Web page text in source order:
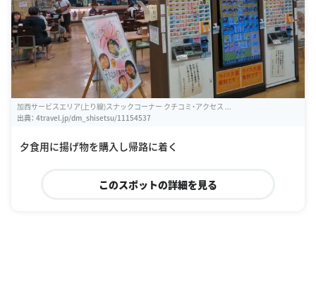
加西サービスエリア(上り線)スナックコーナー クチコミ・アクセス ...
出典： 4travel.jp/dm_shisetsu/11154537
夕食用に揚げ物を購入し帰路に着く
このスポットの詳細を見る